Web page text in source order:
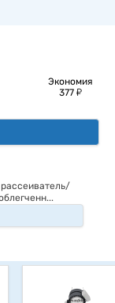
Экономия
377 у